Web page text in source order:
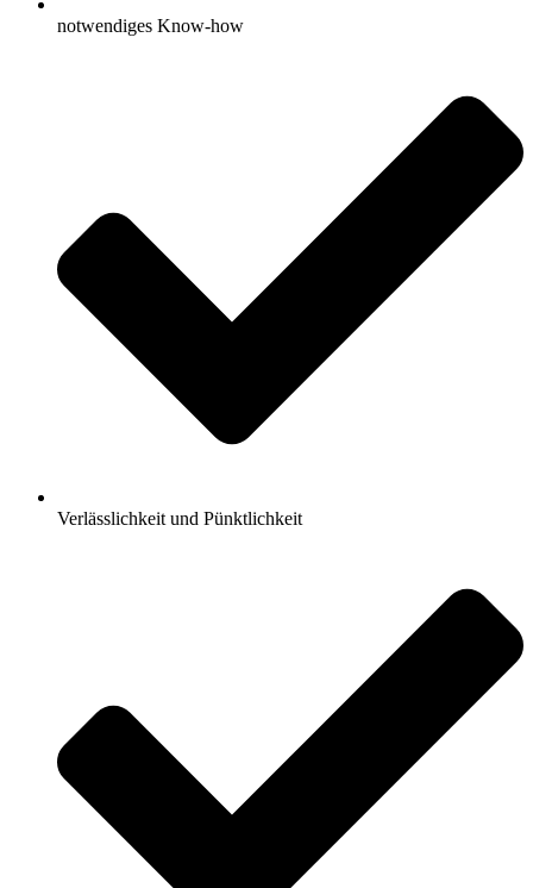
notwendiges Know-how
Verlässlichkeit und Pünktlichkeit